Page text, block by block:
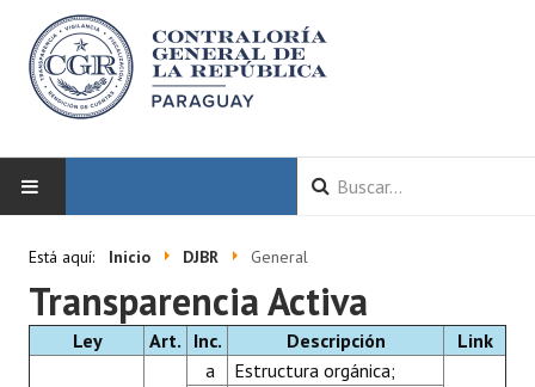
LA CGR
Autoridades
Está aquí: Inicio DJBR General
Transparencia Activa
Ley Art. Inc. Descripción Link
a Estructura orgánica;